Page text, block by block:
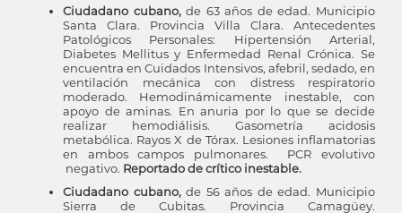
Ciudadano cubano,de 63 años de edad. Municipio
Santa Clara. Provincia Villa Clara. Antecedentes
Patológicos Personales: Hipertensión Arterial,
Diabetes Mellitus y Enfermedad Renal Crónica. Se
encuentra en Cuidados Intensivos, afebril, sedado, en
ventilación mecánica con distress respiratorio
moderado. Hemodinámicamente inestable, con
apoyo de aminas. En anuria por lo que se decide
realizar hemodiálisis. Gasometría acidosis
metabólica. Rayos X de Tórax. Lesiones inflamatorias
en ambos campos pulmonares. PCR evolutivo
negativo. Reportado de crítico inestable.
Ciudadano cubano,de 56 años de edad. Municipio
Sierra de Cubitas. Provincia Camagüey.